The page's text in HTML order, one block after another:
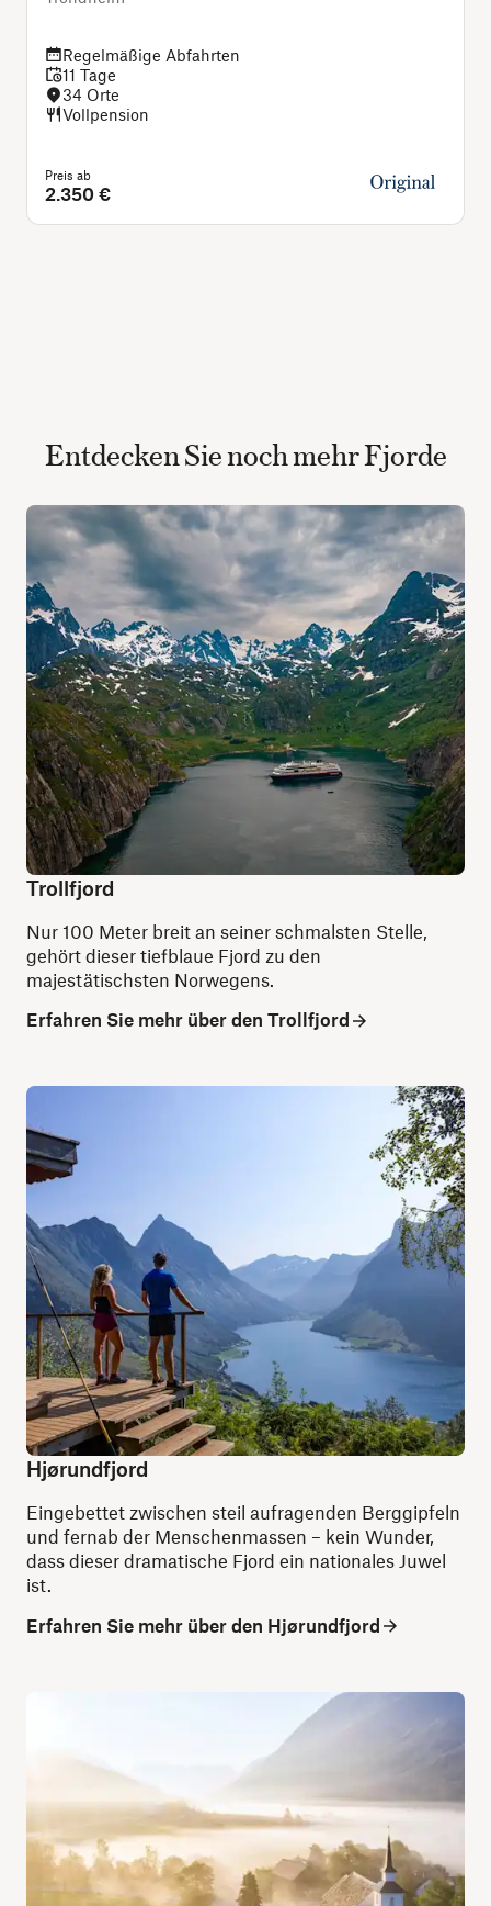
Regelmäßige Abfahrten
11 Tage
34 Orte
Vollpension
Preis ab
2.350 €
Entdecken Sie noch mehr Fjorde
Trollfjord
Nur 100 Meter breit an seiner schmalsten Stelle,
gehört dieser tiefblaue Fjord zu den
majestätischsten Norwegens.
Erfahren Sie mehr über den Trollfjord
Hjørundfjord
Eingebettet zwischen steil aufragenden Berggipfeln
und fernab der Menschenmassen – kein Wunder,
dass dieser dramatische Fjord ein nationales Juwel
ist.
Erfahren Sie mehr über den Hjørundfjord